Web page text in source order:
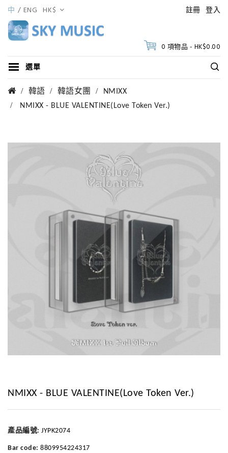
註冊 登入
中 ENG HK$
0 項物品 - HK$0.00
選單
韓語 韓語女團
NMIXX
NMIXX - BLUE VALENTINE(Love Token Ver.)
NMIXX - BLUE VALENTINE(Love Token Ver.)
產品編號: JYPK2074
Bar code: 8809954224317